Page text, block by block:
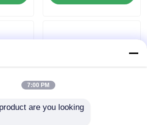
in Verbindung
Zitat 7:00 PM
are you looking